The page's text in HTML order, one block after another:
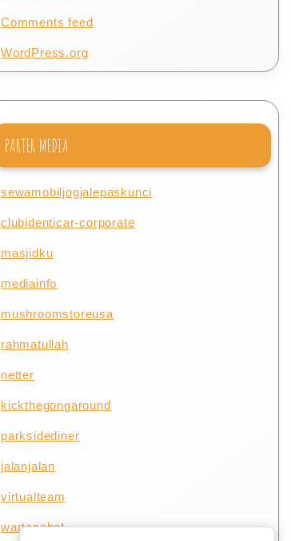
Comments feed
WordPress.org
PARTER MEDIA
sewamobiljogjalepaskunci
clubidenticar-corporate
masjidku
mediainfo
mushroomstoreusa
rahmatullah
netter
kickthegongaround
parksidediner
jalanjalan
virtualteam
wartasehat